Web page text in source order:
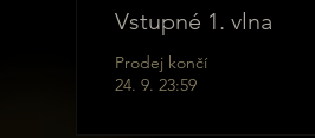
Vstupné 1. vlna
Prodej končí
24. 9. 23:59